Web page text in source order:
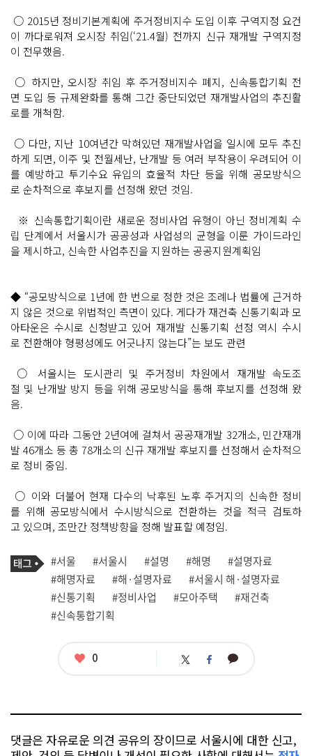
○ 2015년 정비기본계획에 주거정비지수 도입 이후 구역지정 요건
이 까다로워져 오시장 취임(‘21.4월) 전까지 신규 재개발 구역지정
이 전무했음.
○ 하지만, 오시장 취임 후 주거정비지수 폐지, 신속통합기획 전
면 도입 등 규제완화를 통해 그간 중단되었던 재개발사업의 추진활
로를 개척함.
○ 다만, 지난 10여년간 막혀있던 재개발사업을 일시에 모두 추진
하게 되면, 이주 및 전월세난, 난개발 등 여러 부작용이 우려되어 이
를 예방하고 투기수요 유입의 효율적 차단 등을 위해 공모방식으
로 순차적으로 후보지를 선정해 왔던 것임.
※ 신속통합기획이란 새로운 정비사업 유형이 아닌 정비계획 수
립 단계에서 서울시가 공공성과 사업성의 균형을 이룬 가이드라인
을 제시하고, 신속한 사업추진을 지원하는 공공지원계획임
◆ “공모방식으로 1년에 한 번으로 정한 것은 조례나 법률에 근거하
지 않은 것으로 위법적인 측면이 있다. 게다가 재건축 신통기획과 모
아타운은 수시로 신청받고 있어 재개발 신통기획 선정 역시 수시
로 전환해야 형평성에도 어긋나지 않는다”는 보도 관련
○ 서울시는 도시관리 및 주거정비 차원에서 재개발 속도조
절 및 난개발 방지 등을 위해 공모방식을 통해 후보지를 선정해 왔
음.
○ 이에 따라 그동안 2년여에 걸쳐서 공공재개발 32개소, 민간재개
발 46개소 등 총 78개소의 신규 재개발 후보지를 선정해서 순차적으
로 정비 중임.
○ 이와 더불어 현재 다수의 낙후된 노후 주거지의 신속한 정비
를 위해 공모방식에서 수시방식으로 전환하는 것을 적극 검토하
고 있으며, 조만간 정책방향을 정해 발표할 예정임.
기
사
관
련
태
그
태
그
#서울 #서울시 #설명 #해명
#설명자료
#해명자료
#해·설명자료
#서울시 해·설명자료
#신통기획
#정비사업 #모아주택
#재건축
#신속통합기획
좋
0 트 페 카
댓글은 자유로운 의견 공유의 장이므로 서울시에 대한 신고,